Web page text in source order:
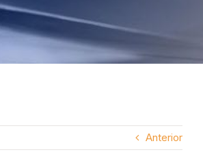
Anterior